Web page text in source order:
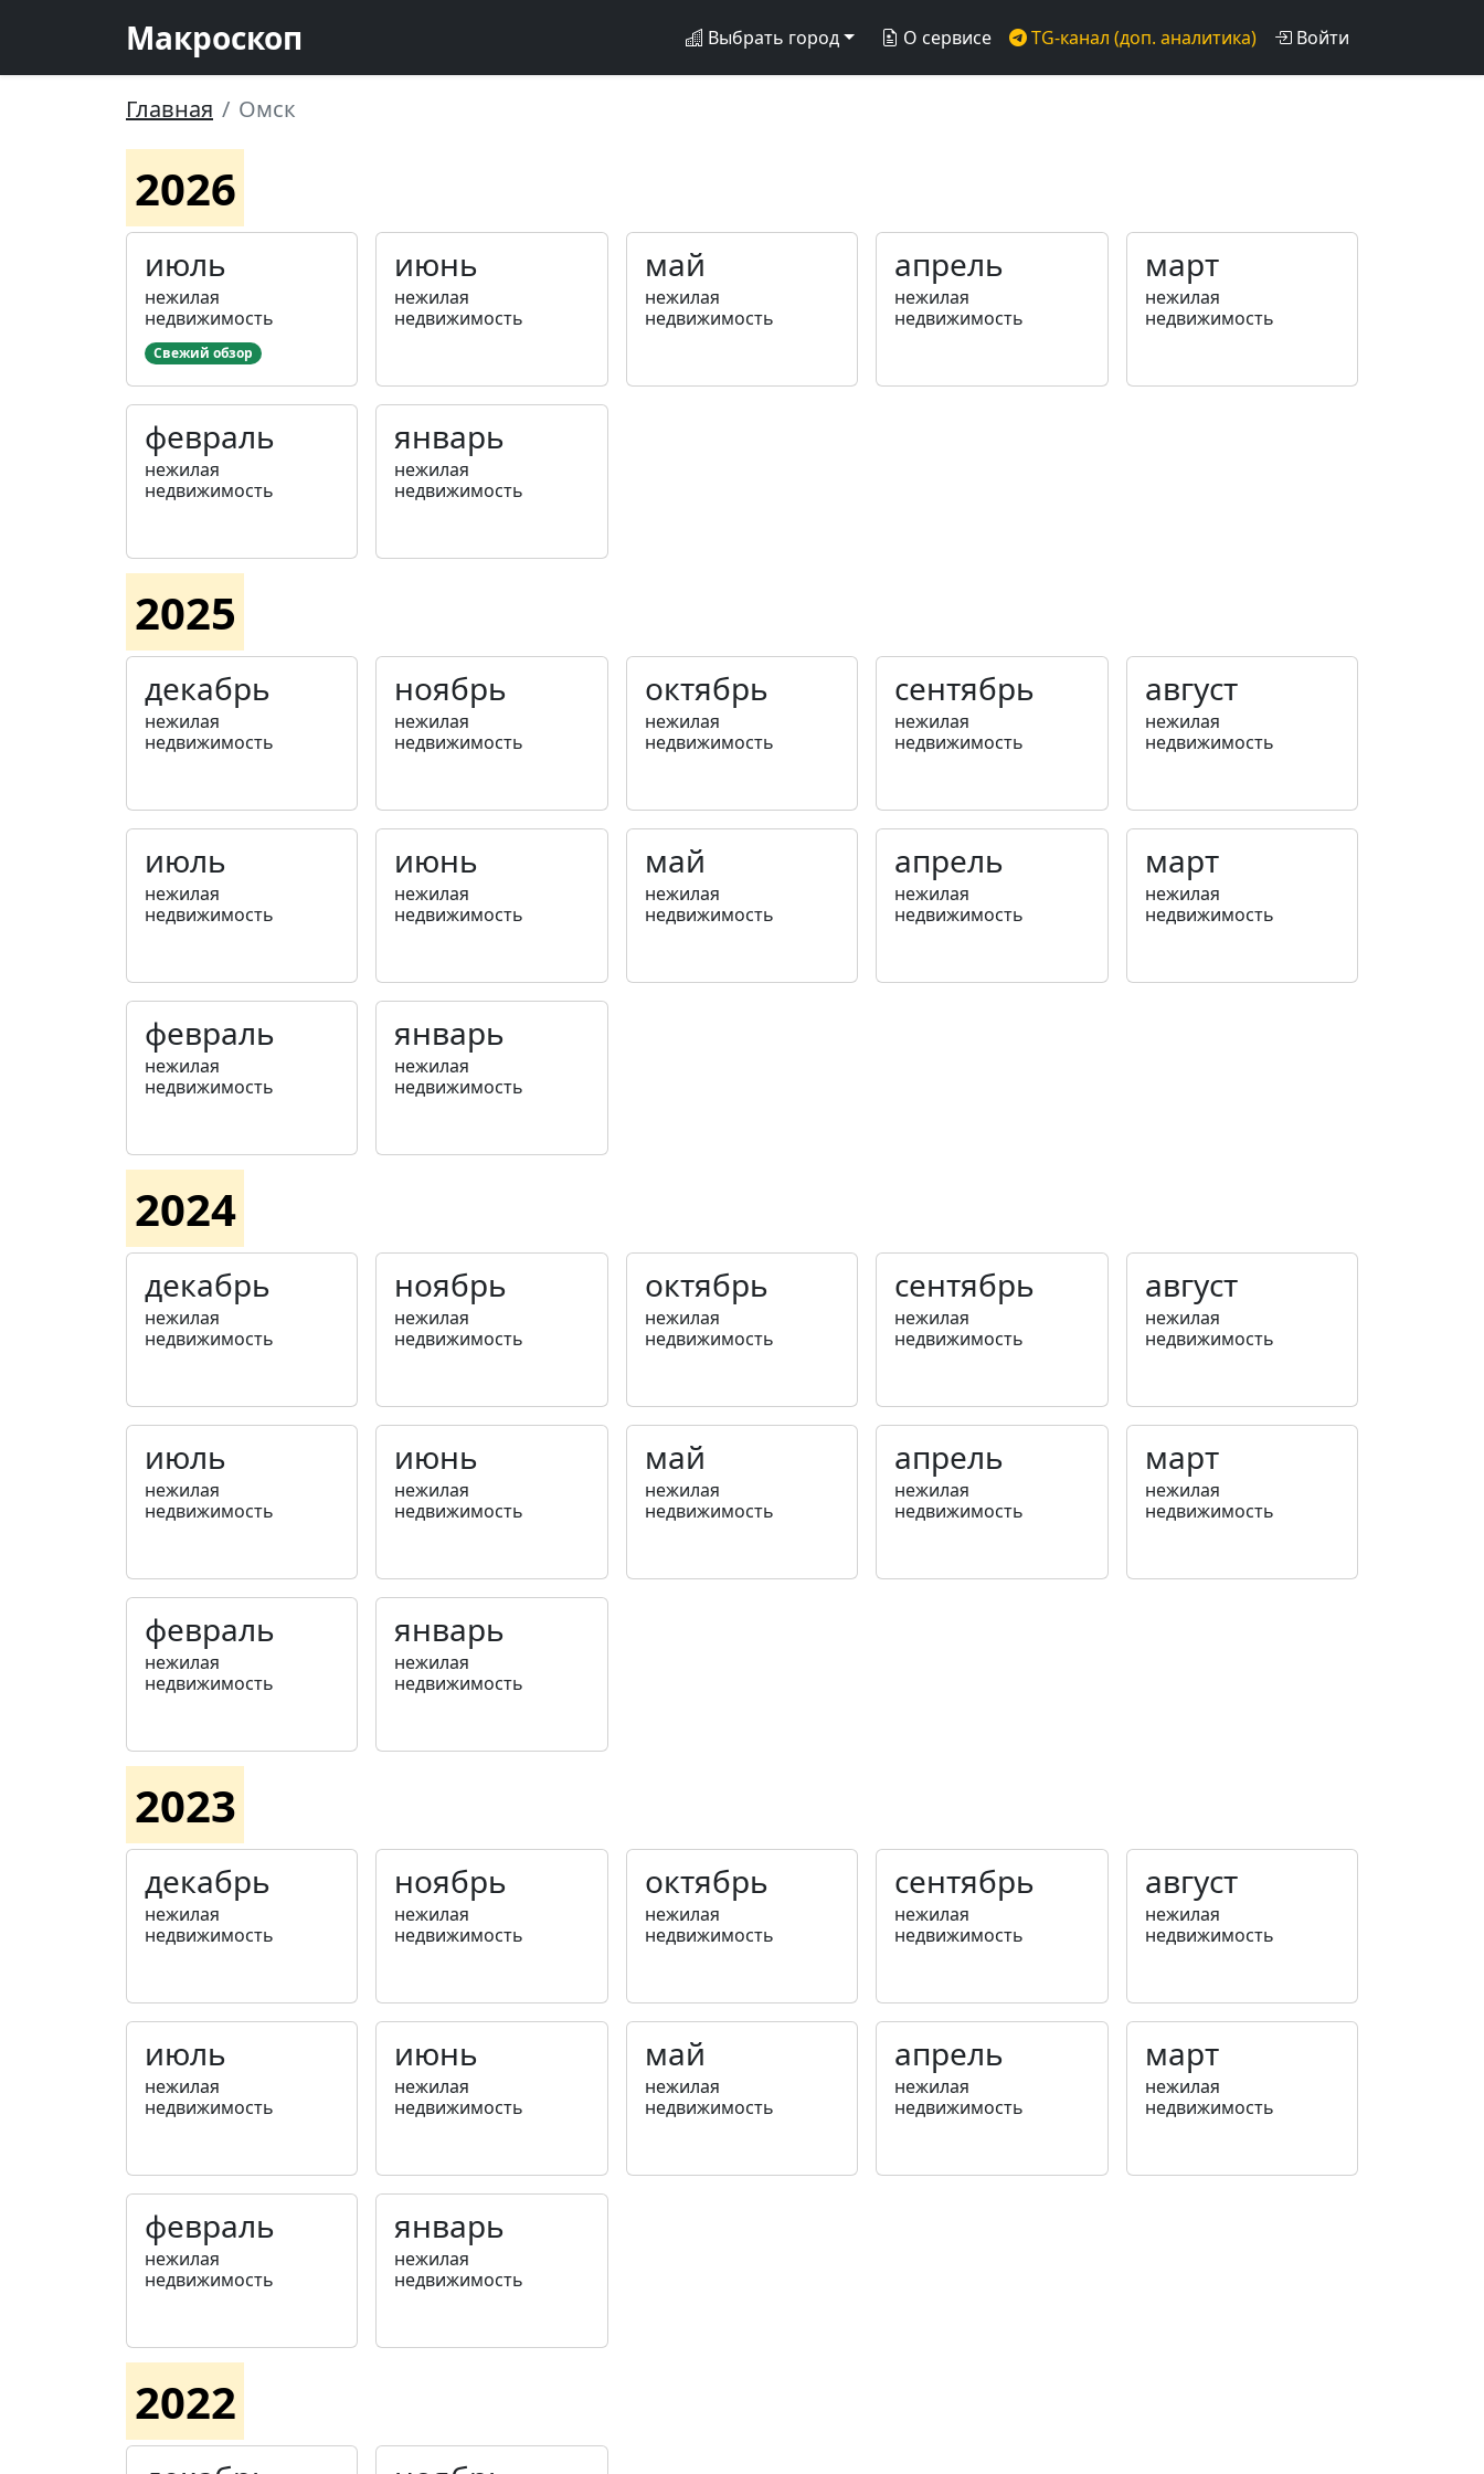
Макроскоп Выбрать город О сервисе TG-канал (доп. аналитика) Войти
Главная Омск
2026
июль
нежилая
недвижимость
Свежий обзор
июнь
нежилая
недвижимость
май
нежилая
недвижимость
апрель
нежилая
недвижимость
март
нежилая
недвижимость
февраль
нежилая
недвижимость
январь
нежилая
недвижимость
2025
декабрь
нежилая
недвижимость
ноябрь
нежилая
недвижимость
октябрь
нежилая
недвижимость
сентябрь
нежилая
недвижимость
август
нежилая
недвижимость
июль
нежилая
недвижимость
июнь
нежилая
недвижимость
май
нежилая
недвижимость
апрель
нежилая
недвижимость
март
нежилая
недвижимость
февраль
нежилая
недвижимость
январь
нежилая
недвижимость
2024
декабрь
нежилая
недвижимость
ноябрь
нежилая
недвижимость
октябрь
нежилая
недвижимость
сентябрь
нежилая
недвижимость
август
нежилая
недвижимость
июль
нежилая
недвижимость
июнь
нежилая
недвижимость
май
нежилая
недвижимость
апрель
нежилая
недвижимость
март
нежилая
недвижимость
февраль
нежилая
недвижимость
январь
нежилая
недвижимость
2023
декабрь
нежилая
недвижимость
ноябрь
нежилая
недвижимость
октябрь
нежилая
недвижимость
сентябрь
нежилая
недвижимость
август
нежилая
недвижимость
июль
нежилая
недвижимость
июнь
нежилая
недвижимость
май
нежилая
недвижимость
апрель
нежилая
недвижимость
март
нежилая
недвижимость
февраль
нежилая
недвижимость
январь
нежилая
недвижимость
2022